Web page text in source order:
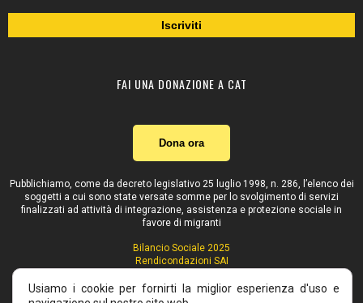
FAI UNA DONAZIONE A CAT
Dona ora
Pubblichiamo, come da decreto legislativo 25 luglio 1998, n. 286, l’elenco dei
soggetti a cui sono state versate somme per lo svolgimento di servizi
finalizzati ad attività di integrazione, assistenza e protezione sociale in
favore di migranti
Bilancio Sociale 2025
Rendicondazioni SAI
Usiamo i cookie per fornirti la miglior esperienza d'uso e